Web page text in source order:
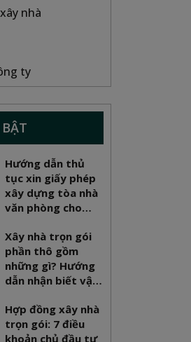
nhà
ty
Hướng dẫn thủ
tục xin giấy phép
xây dựng tòa nhà
văn phòng cho
Xây nhà trọn gói
phần thô gồm
những gì? Hướng
dẫn nhận biết vật
Hợp đồng xây nhà
trọn gói: 7 điều
khoản chủ đầu tư